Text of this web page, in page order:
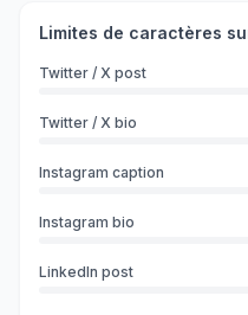
Limites de caractères
Twitter / X post
Twitter / X bio
Instagram caption
Instagram bio
LinkedIn post